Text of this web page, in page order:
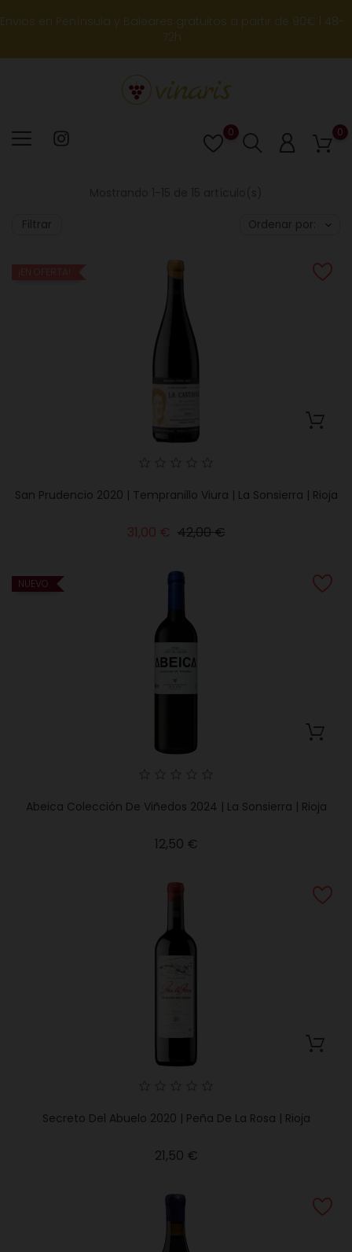
Envios en Península y Baleares gratuitos a partir de 90€ | 48-
72h
0
Lista
de
0
Filtrar Ordenar por:
San Prudencio 2020 | Tempranillo Viura | La Sonsierra | Rioja
31,00 € Precio
42,00 €Precio
NUEVO
Abeica Colección De Viñedos 2024 | La Sonsierra | Rioja
12,50 €
Secreto Del Abuelo 2020 | Peña De La Rosa | Rioja
21,50 €